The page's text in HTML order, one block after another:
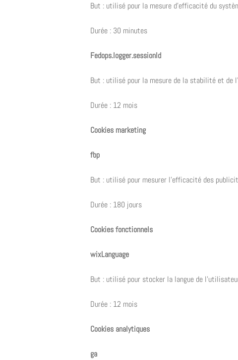
But : utilisé pour la mesure d’efficacité du
Durée : 30 minutes
Fedops.logger.sessionId
But : utilisé pour la mesure de la stabilité et de
Durée : 12 mois
Cookies marketing
fbp
But : utilisé pour mesurer l’efficacité des
Durée : 180 jours
Cookies fonctionnels
wixLanguage
But : utilisé pour stocker la langue de
Durée : 12 mois
Cookies analytiques
ga